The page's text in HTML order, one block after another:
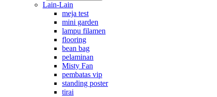
Lain-Lain
meja test
mini garden
lampu filamen
flooring
bean bag
pelaminan
Misty Fan
pembatas vip
standing poster
tirai